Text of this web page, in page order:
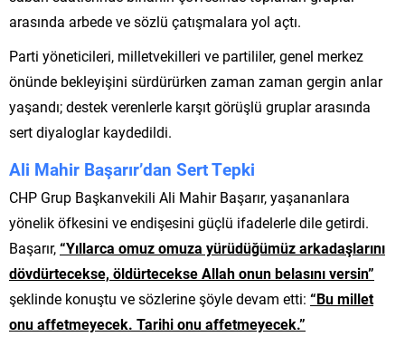
arasında arbede ve sözlü çatışmalara yol açtı.
Parti yöneticileri, milletvekilleri ve partililer, genel merkez
önünde bekleyişini sürdürürken zaman zaman gergin anlar
yaşandı; destek verenlerle karşıt görüşlü gruplar arasında
sert diyaloglar kaydedildi.
Ali Mahir Başarır’dan Sert Tepki
CHP Grup Başkanvekili Ali Mahir Başarır, yaşananlara
yönelik öfkesini ve endişesini güçlü ifadelerle dile getirdi.
Başarır,“Yıllarca omuz omuza yürüdüğümüz arkadaşlarını
dövdürtecekse, öldürtecekse Allah onun belasını versin”
şeklinde konuştu ve sözlerine şöyle devam etti: “Bu millet
onu affetmeyecek. Tarihi onu affetmeyecek.”